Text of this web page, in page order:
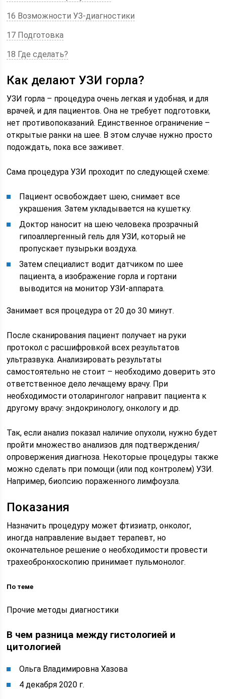
16 Возможности УЗ-диагностики
17 Подготовка
18 Где сделать?
Как делают УЗИ горла?
УЗИ горла – процедура очень легкая и удобная, и для
врачей, и для пациентов. Она не требует подготовки,
нет противопоказаний. Единственное ограничение –
открытые ранки на шее. В этом случае нужно просто
подождать, пока все заживет.
Сама процедура УЗИ проходит по следующей схеме:
Пациент освобождает шею, снимает все
украшения. Затем укладывается на кушетку.
Доктор наносит на шею человека прозрачный
гипоаллергенный гель для УЗИ, который не
пропускает пузырьки воздуха.
Затем специалист водит датчиком по шее
пациента, а изображение горла и гортани
выводится на монитор УЗИ-аппарата.
Занимает вся процедура от 20 до 30 минут.
После сканирования пациент получает на руки
протокол с расшифровкой всех результатов
ультразвука. Анализировать результаты
самостоятельно не стоит – необходимо доверить это
ответственное дело лечащему врачу. При
необходимости отоларинголог направит пациента к
другому врачу: эндокринологу, онкологу и др.
Так, если анализ показал наличие опухоли, нужно будет
пройти множество анализов для подтверждения/
опровержения диагноза. Некоторые процедуры также
можно сделать при помощи (или под контролем) УЗИ.
Например, биопсию пораженного лимфоузла.
Показания
Назначить процедуру может фтизиатр, онколог,
иногда направление выдает терапевт, но
окончательное решение о необходимости провести
трахеобронхоскопию принимает пульмонолог.
По теме
Прочие методы диагностики
В чем разница между гистологией и
цитологией
Ольга Владимировна Хазова
4 декабря 2020 г.